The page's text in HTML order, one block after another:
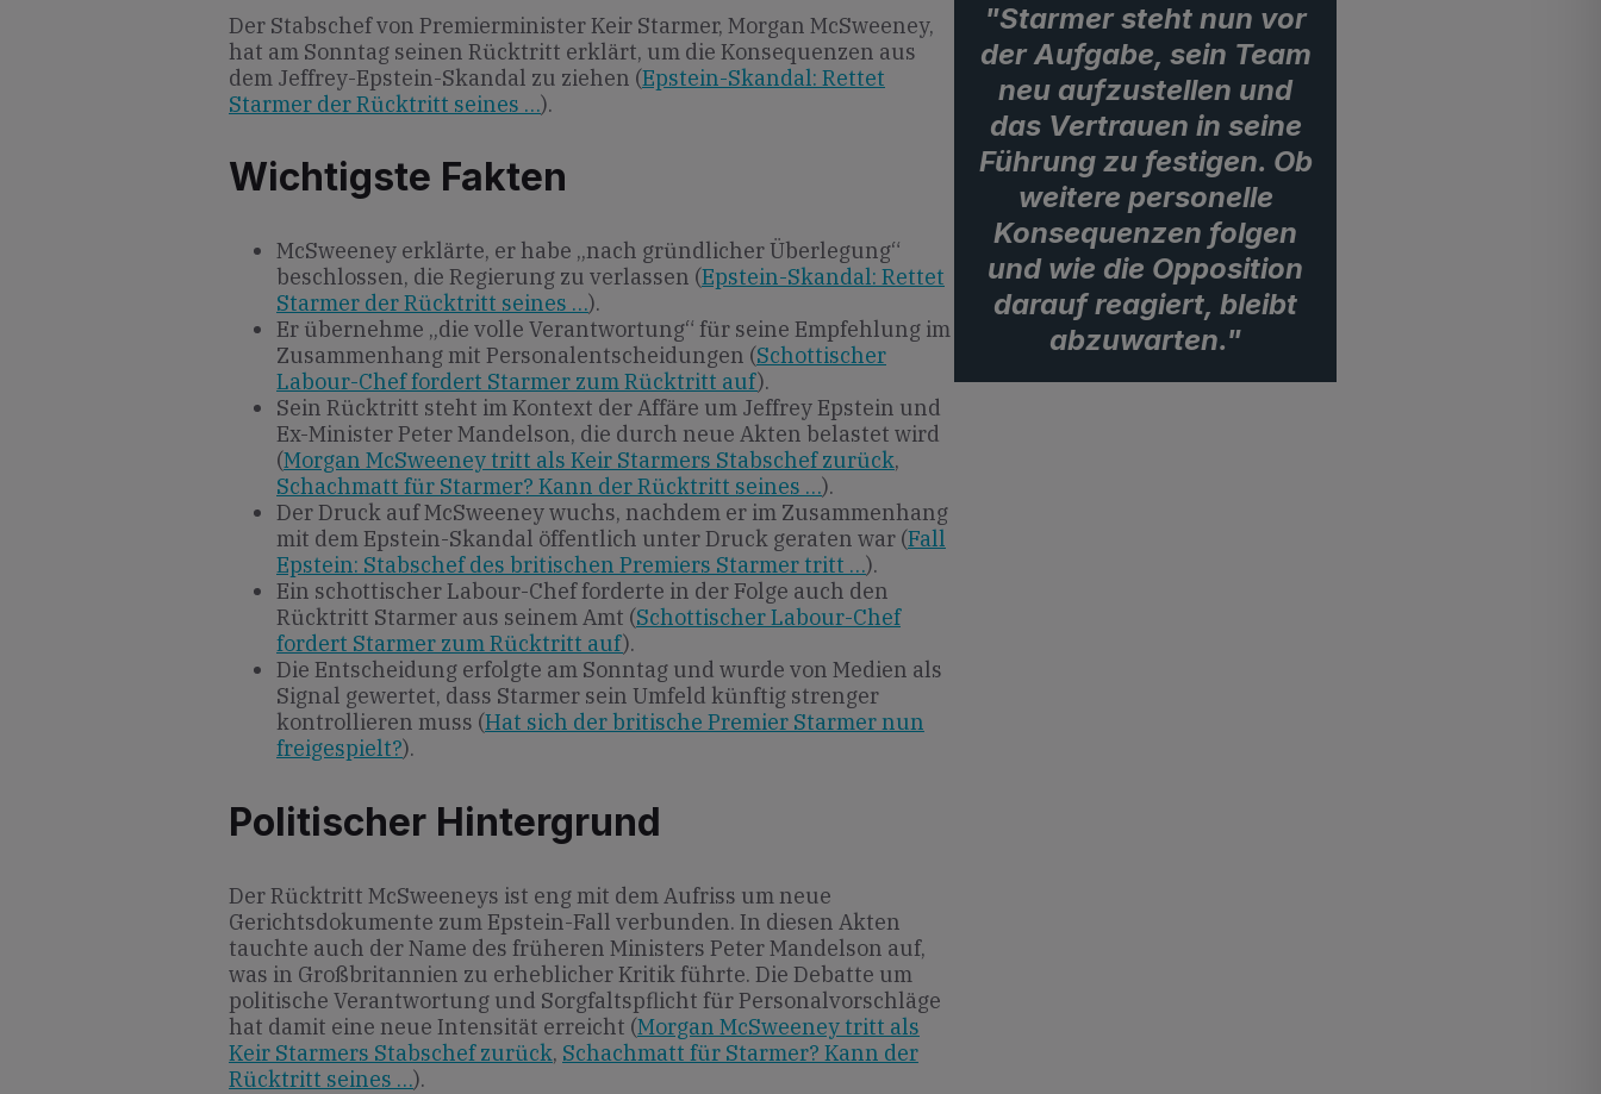
Der Stabschef von Premierminister Keir Starmer, Morgan McSweeney,
hat am Sonntag seinen Rücktritt erklärt, um die Konsequenzen aus
dem Jeffrey-Epstein-Skandal zu ziehen (Epstein-Skandal: Rettet
Starmer der Rücktritt seines …).
Wichtigste Fakten
McSweeney erklärte, er habe „nach gründlicher Überlegung“
beschlossen, die Regierung zu verlassen (Epstein-Skandal: Rettet
Starmer der Rücktritt seines …).
Er übernehme „die volle Verantwortung“ für seine Empfehlung im
Zusammenhang mit Personalentscheidungen (Schottischer
Labour-Chef fordert Starmer zum Rücktritt auf).
Sein Rücktritt steht im Kontext der Affäre um Jeffrey Epstein und
Ex-Minister Peter Mandelson, die durch neue Akten belastet wird
(Morgan McSweeney tritt als Keir Starmers Stabschef zurück,
Schachmatt für Starmer? Kann der Rücktritt seines …).
Der Druck auf McSweeney wuchs, nachdem er im Zusammenhang
mit dem Epstein-Skandal öffentlich unter Druck geraten war (Fall
Epstein: Stabschef des britischen Premiers Starmer tritt …).
Ein schottischer Labour-Chef forderte in der Folge auch den
Rücktritt Starmer aus seinem Amt (Schottischer Labour-Chef
fordert Starmer zum Rücktritt auf).
Die Entscheidung erfolgte am Sonntag und wurde von Medien als
Signal gewertet, dass Starmer sein Umfeld künftig strenger
kontrollieren muss (Hat sich der britische Premier Starmer nun
freigespielt?).
Politischer Hintergrund
Der Rücktritt McSweeneys ist eng mit dem Aufriss um neue
Gerichtsdokumente zum Epstein-Fall verbunden. In diesen Akten
tauchte auch der Name des früheren Ministers Peter Mandelson auf,
was in Großbritannien zu erheblicher Kritik führte. Die Debatte um
politische Verantwortung und Sorgfaltspflicht für Personalvorschläge
hat damit eine neue Intensität erreicht (Morgan McSweeney tritt als
Keir Starmers Stabschef zurück, Schachmatt für Starmer? Kann der
Rücktritt seines …).
"Starmer steht nun vor
der Aufgabe, sein Team
neu aufzustellen und
das Vertrauen in seine
Führung zu festigen. Ob
weitere personelle
Konsequenzen folgen
und wie die Opposition
darauf reagiert, bleibt
abzuwarten."